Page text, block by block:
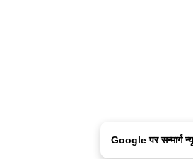
Google पर सन्मार्ग